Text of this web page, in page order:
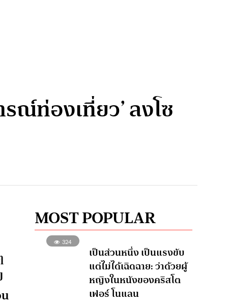
ณ์ท่องเที่ยว’ ลงโซ
MOST POPULAR
324
เป็นส่วนหนึ่ง เป็นแรงขับ
แต่ไม่ได้เฉิดฉาย: ว่าด้วยผู้
หญิงในหนังของคริสโต
เฟอร์ โนแลน